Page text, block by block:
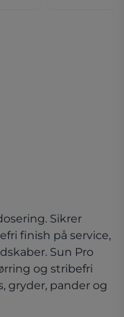
Sikrer
finish på service,
Sun Pro
og stribefri
gryder, pander og